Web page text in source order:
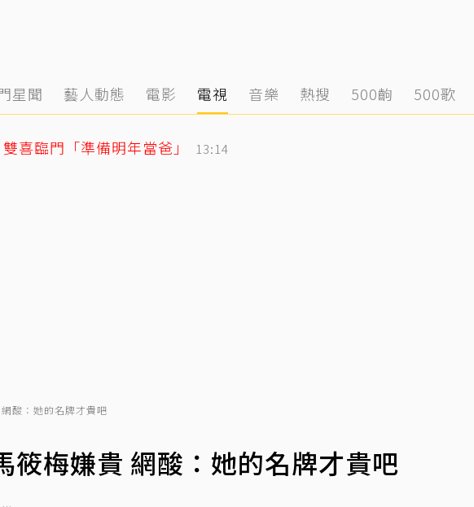
星聞 藝人動態 電影 電視 音樂 熱搜 500齣 500歌
喜臨門「準備明年當爸」 13:14
酸：她的名牌才貴吧
筱梅嫌貴 網酸：她的名牌才貴吧